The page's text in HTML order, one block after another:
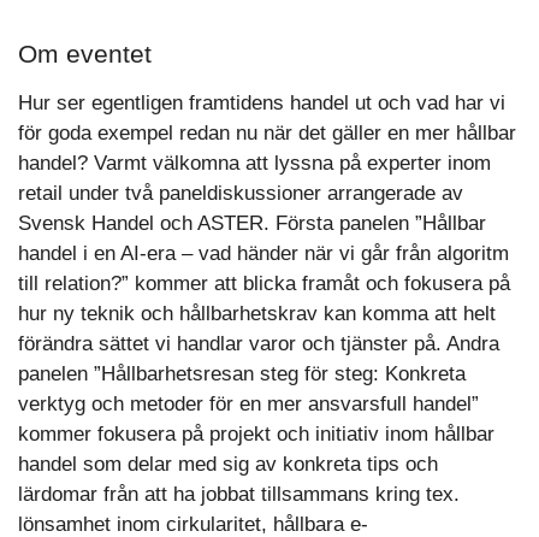
Om eventet
Hur ser egentligen framtidens handel ut och vad har vi
för goda exempel redan nu när det gäller en mer hållbar
handel? Varmt välkomna att lyssna på experter inom
retail under två paneldiskussioner arrangerade av
Svensk Handel och ASTER. Första panelen ”Hållbar
handel i en AI-era – vad händer när vi går från algoritm
till relation?” kommer att blicka framåt och fokusera på
hur ny teknik och hållbarhetskrav kan komma att helt
förändra sättet vi handlar varor och tjänster på. Andra
panelen ”Hållbarhetsresan steg för steg: Konkreta
verktyg och metoder för en mer ansvarsfull handel”
kommer fokusera på projekt och initiativ inom hållbar
handel som delar med sig av konkreta tips och
lärdomar från att ha jobbat tillsammans kring tex.
lönsamhet inom cirkularitet, hållbara e-